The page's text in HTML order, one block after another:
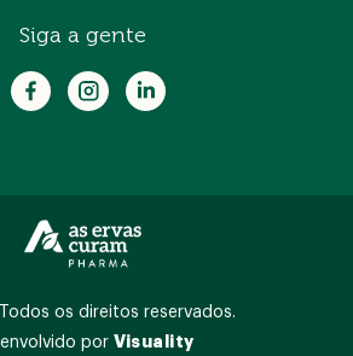
Siga a gente
os direitos reservados.
por Visuality